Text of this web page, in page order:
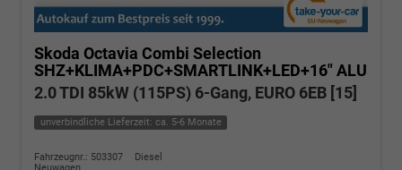
Skoda Octavia Combi Selection
SHZ+KLIMA+PDC+SMARTLINK+LED+16" ALU
2.0 TDI 85kW (115PS) 6-Gang, EURO 6EB [15]
unverbindliche Lieferzeit: ca. 5-6 Monate
Fahrzeugnr.: 503307
Diesel